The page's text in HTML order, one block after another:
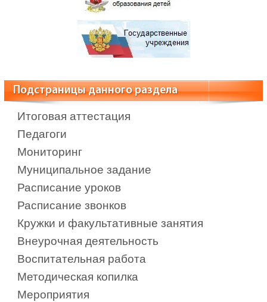
Подстраницы данного раздела
Итоговая аттестация
Педагоги
Мониторинг
Муниципальное задание
Расписание уроков
Расписание звонков
Кружки и факультативные занятия
Внеурочная деятельность
Воспитательная работа
Методическая копилка
Мероприятия